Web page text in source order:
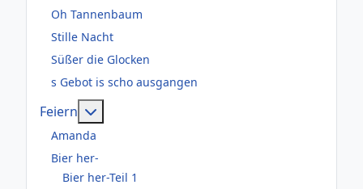
Oh Tannenbaum
Stille Nacht
Süßer die Glocken
s Gebot is scho ausgangen
Feiern
Amanda
Bier her-
Bier her-Teil 1